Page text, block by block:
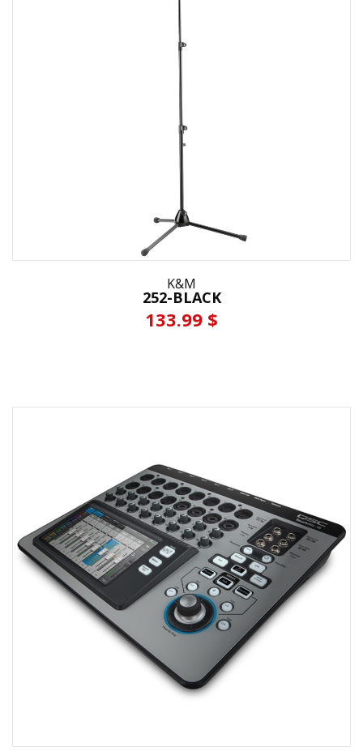
K&M
252-BLACK
133.99 $